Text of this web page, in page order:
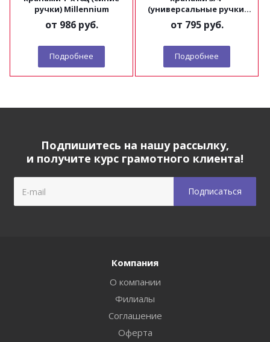
ручки) Millennium
от 986 руб.
Подробнее
(универсальные ручки)
Millennium
от 795 руб.
Подробнее
Подпишитесь на нашу рассылку,
и получите курс грамотного клиента!
Компания
О компании
Филиалы
Соглашение
Оферта